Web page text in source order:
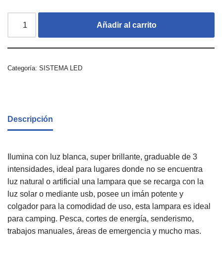
Añadir al carrito
Categoría: SISTEMA LED
Descripción
Ilumina con luz blanca, super brillante, graduable de 3
intensidades, ideal para lugares donde no se encuentra
luz natural o artificial una lampara que se recarga con la
luz solar o mediante usb, posee un imán potente y
colgador para la comodidad de uso, esta lampara es ideal
para camping. Pesca, cortes de energía, senderismo,
trabajos manuales, áreas de emergencia y mucho mas.